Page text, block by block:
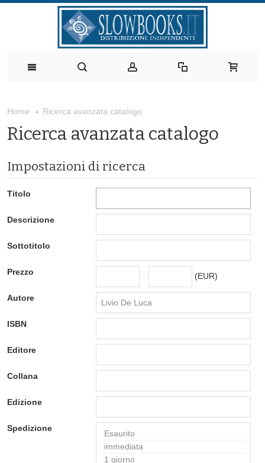
Home Ricerca avanzata catalogo
Ricerca avanzata catalogo
Impostazioni di ricerca
Titolo
Descrizione
Sottotitolo
Prezzo - (EUR)
Autore
ISBN
Editore
Collana
Edizione
Spedizione